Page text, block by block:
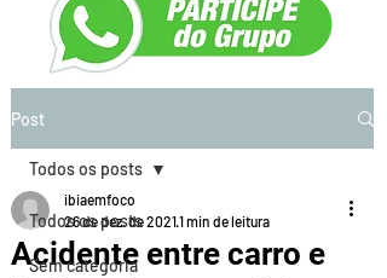
Post
Todos os posts
Sem categoria
Todos os posts
Acidente entre carro e
ibiaemfoco
26 de dez. de 20211 min de leitura